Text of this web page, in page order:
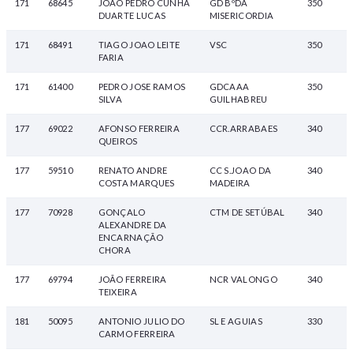
171 68645
JOAO PEDRO CUNHA
DUARTE LUCAS
GD BºDA
MISERICORDIA
350
171 68491
TIAGO JOAO LEITE
FARIA
VSC 350
171 61400
PEDRO JOSE RAMOS
SILVA
GDCAAA
GUILHABREU
350
177 69022
AFONSO FERREIRA
QUEIROS
CCR.ARRABAES 340
177 59510
RENATO ANDRE
COSTA MARQUES
CC S.JOAO DA
MADEIRA
340
177 70928
GONÇALO
ALEXANDRE DA
ENCARNAÇÃO
CHORA
CTM DE SETÚBAL 340
177 69794
JOÃO FERREIRA
TEIXEIRA
NCR VALONGO 340
181 50095
ANTONIO JULIO DO
CARMO FERREIRA
SL E AGUIAS 330